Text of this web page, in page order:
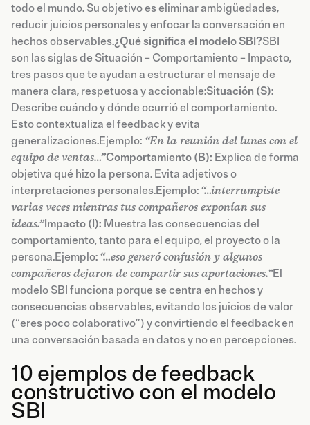
todo el mundo. Su objetivo es eliminar ambigüedades,
reducir juicios personales y enfocar la conversación en
hechos observables.¿Qué significa el modelo SBI?SBI
son las siglas de Situación – Comportamiento – Impacto,
tres pasos que te ayudan a estructurar el mensaje de
manera clara, respetuosa y accionable:Situación (S):
Describe cuándo y dónde ocurrió el comportamiento.
Esto contextualiza el feedback y evita
generalizaciones.Ejemplo: “En la reunión del lunes con el
equipo de ventas…”Comportamiento (B): Explica de forma
objetiva qué hizo la persona. Evita adjetivos o
interpretaciones personales.Ejemplo: “…interrumpiste
varias veces mientras tus compañeros exponían sus
ideas.”Impacto (I): Muestra las consecuencias del
comportamiento, tanto para el equipo, el proyecto o la
persona.Ejemplo: “…eso generó confusión y algunos
compañeros dejaron de compartir sus aportaciones.”El
modelo SBI funciona porque se centra en hechos y
consecuencias observables, evitando los juicios de valor
(“eres poco colaborativo”) y convirtiendo el feedback en
una conversación basada en datos y no en percepciones.
10 ejemplos de feedback
constructivo con el modelo
SBI